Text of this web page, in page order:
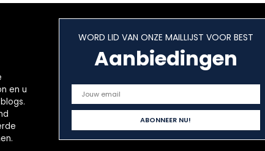
en u
WORD LID VAN ONZE MAILLIJST VOOR BEST
Aanbiedingen